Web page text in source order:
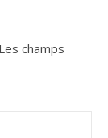
Les champs